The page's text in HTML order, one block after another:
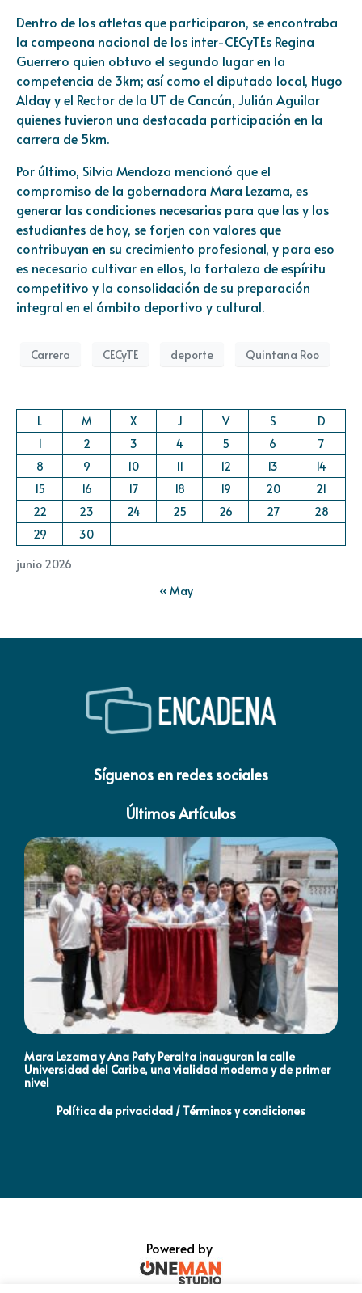
Dentro de los atletas que participaron, se encontraba
la campeona nacional de los inter-CECyTEs Regina
Guerrero quien obtuvo el segundo lugar en la
competencia de 3km; así como el diputado local, Hugo
Alday y el Rector de la UT de Cancún, Julián Aguilar
quienes tuvieron una destacada participación en la
carrera de 5km.
Por último, Silvia Mendoza mencionó que el
compromiso de la gobernadora Mara Lezama, es
generar las condiciones necesarias para que las y los
estudiantes de hoy, se forjen con valores que
contribuyan en su crecimiento profesional, y para eso
es necesario cultivar en ellos, la fortaleza de espíritu
competitivo y la consolidación de su preparación
integral en el ámbito deportivo y cultural.
Carrera CECyTE deporte Quintana Roo
junio 2026
L M X J V S
D
1
2 3 4 5 6
7
8
9 10 11 12 13
14
15
16 17 18 19 20
21
22
23 24 25 26 27
28
29
30
« May
Síguenos en redes sociales
Últimos Artículos
Mara Lezama y Ana Paty Peralta inauguran la calle
Universidad del Caribe, una vialidad moderna y de primer
nivel
Política de privacidad / Términos y condiciones
Powered by